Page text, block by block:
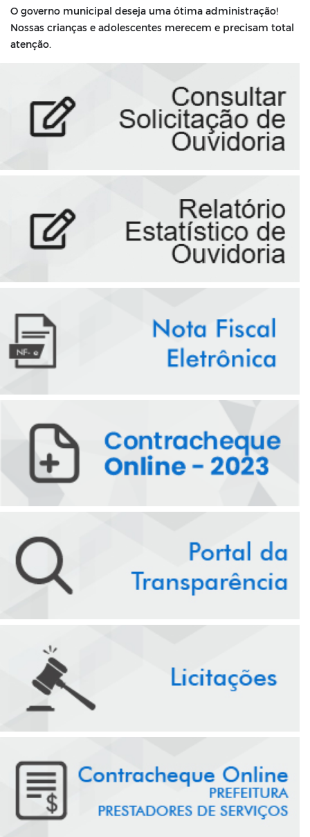
O governo municipal deseja uma ótima administração!
Nossas crianças e adolescentes merecem e precisam total
atenção.